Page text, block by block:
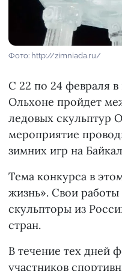
Фото: http://zimniada.ru/
С 22 по 24 февраля
Ольхоне пройдет
ледовых скульптур
мероприятие
зимних игр на
Тема конкурса в
жизнь». Свои работы
скульпторы из
стран.
В течение тех дней
участников